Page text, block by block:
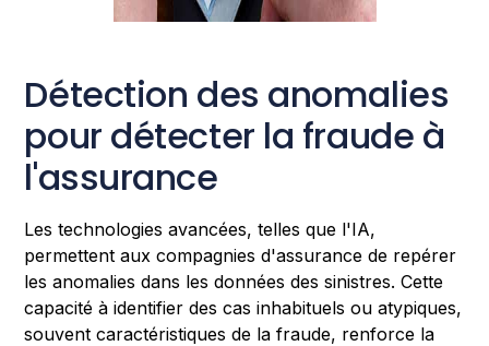
Détection des anomalies
pour détecter la fraude à
l'assurance
Les technologies avancées, telles que l'IA,
permettent aux compagnies d'assurance de repérer
les anomalies dans les données des sinistres. Cette
capacité à identifier des cas inhabituels ou atypiques,
souvent caractéristiques de la fraude, renforce la